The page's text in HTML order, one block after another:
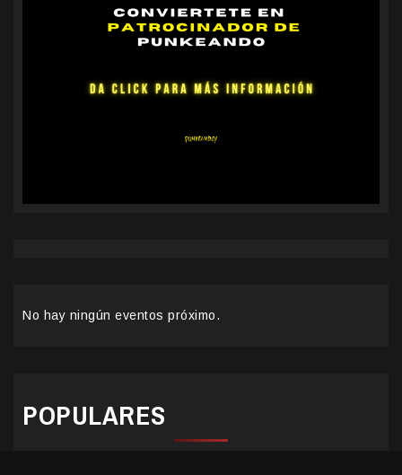
No hay ningún eventos próximo.
POPULARES